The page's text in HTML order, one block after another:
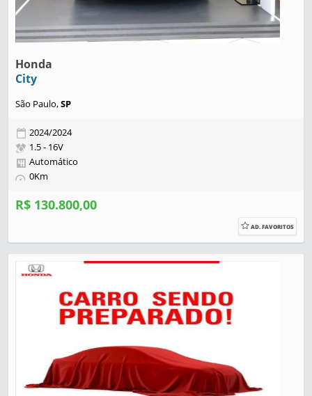
Honda
City
São Paulo,SP
2024/2024
1.5 - 16V
Automático
0Km
R$ 130.800,00
AD. FAVORITOS